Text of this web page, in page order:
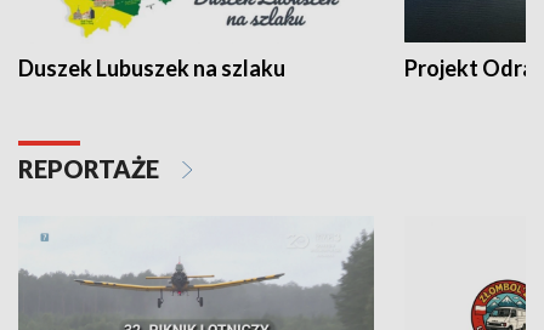
Duszek Lubuszek na szlaku Projekt Odra
REPORTAŻE